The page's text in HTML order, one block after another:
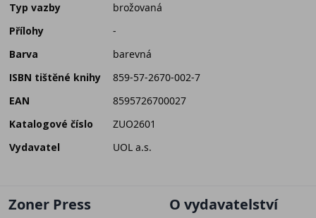
Typ vazby
brožovaná
Přílohy
-
Barva
barevná
ISBN tištěné knihy
859-57-2670-002-7
EAN
8595726700027
Katalogové číslo
ZUO2601
Vydavatel
UOL a.s.
Zoner Press O vydavatelství